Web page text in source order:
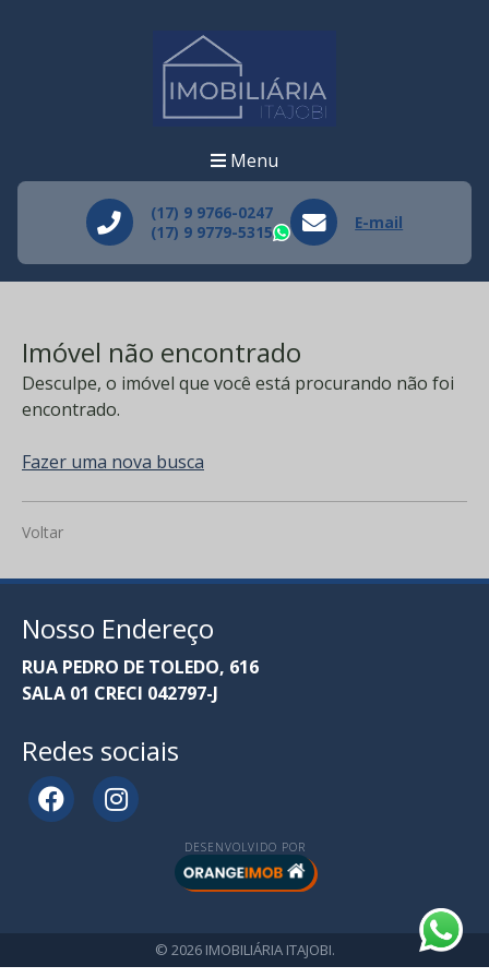
Menu
(17) 9 9766-0247
(17) 9 9779-5315
WhatsApp
E-mail
Imóvel não encontrado
Desculpe, o imóvel que você está procurando não foi
encontrado.
Fazer uma nova busca
Voltar
Nosso Endereço
RUA PEDRO DE TOLEDO, 616
SALA 01 CRECI 042797-J
Redes sociais
DESENVOLVIDO POR
© 2026 IMOBILIÁRIA ITAJOBI.